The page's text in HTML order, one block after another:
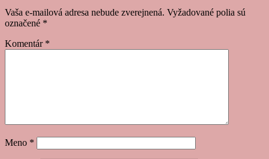
Vaša e-mailová adresa nebude zverejnená. Vyžadované polia sú
označené *
Komentár *
Meno *